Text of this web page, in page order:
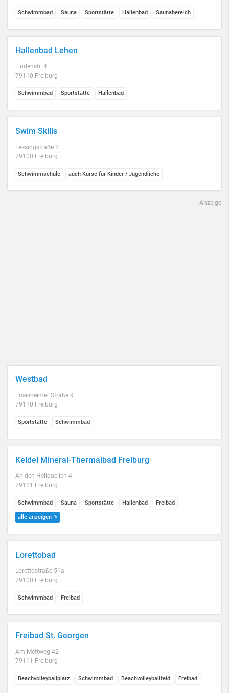
Schwimmbad Sauna Sportstätte Hallenbad Saunabereich
Hallenbad Lehen
Lindenstr. 4
79110 Freiburg
Schwimmbad Sportstätte Hallenbad
Swim Skills
Lessingstraße 2
79100 Freiburg
Schwimmschule auch Kurse für Kinder / Jugendliche
Anzeige
Westbad
Ensisheimer Straße 9
79110 Freiburg
Sportstätte Schwimmbad
Keidel Mineral-Thermalbad Freiburg
An den Heilquellen 4
79111 Freiburg
Schwimmbad Sauna Sportstätte Hallenbad Freibad
alle anzeigen
Lorettobad
Lorettostraße 51a
79100 Freiburg
Schwimmbad Freibad
Freibad St. Georgen
Am Mettweg 42
79111 Freiburg
Beachvolleyballplatz Schwimmbad Beachvolleyballfeld Freibad